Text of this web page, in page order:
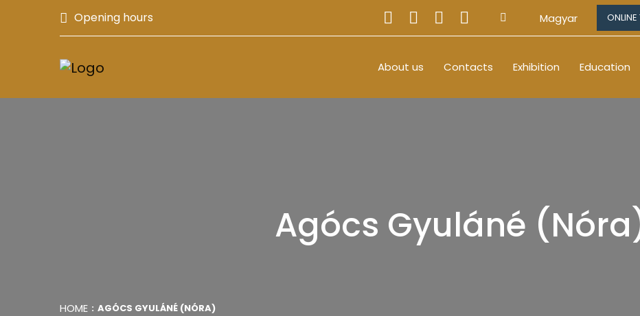
Opening hours Magyar
About us Contacts Exhibition Education
Agócs Gyuláné
HOME AGÓCS GYULÁNÉ (NÓRA)